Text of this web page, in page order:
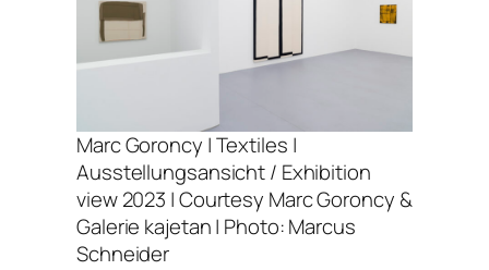
Marc Goroncy |Textiles |
Ausstellungsansicht / Exhibition
view 2023 | Courtesy Marc Goroncy &
Galerie kajetan | Photo: Marcus
Schneider